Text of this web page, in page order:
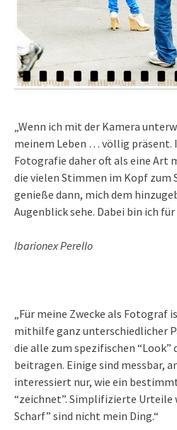
„Wenn ich mit der Kamera
meinem Leben … völlig präsent.
Fotografie daher oft als eine Art
die vielen Stimmen im Kopf zum
genieße dann, mich dem
Augenblick sehe. Dabei bin ich
Ibarionex Perello
„Für meine Zwecke als Fotograf
mithilfe ganz unterschiedlicher
die alle zum spezifischen
beitragen. Einige sind messbar,
interessiert nur, wie ein
“zeichnet”. Simplifizierte Urteile
Scharf” sind nicht mein Ding.“